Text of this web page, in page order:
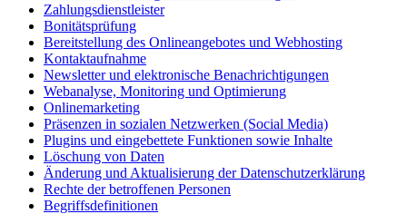
Zahlungsdienstleister
Bonitätsprüfung
Bereitstellung des Onlineangebotes und Webhosting
Kontaktaufnahme
Newsletter und elektronische Benachrichtigungen
Webanalyse, Monitoring und Optimierung
Onlinemarketing
Präsenzen in sozialen Netzwerken (Social Media)
Plugins und eingebettete Funktionen sowie Inhalte
Löschung von Daten
Änderung und Aktualisierung der Datenschutzerklärung
Rechte der betroffenen Personen
Begriffsdefinitionen